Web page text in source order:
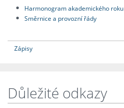
Harmonogram akademického roku
Směrnice a provozní řády
Zápisy
Důležité odkazy